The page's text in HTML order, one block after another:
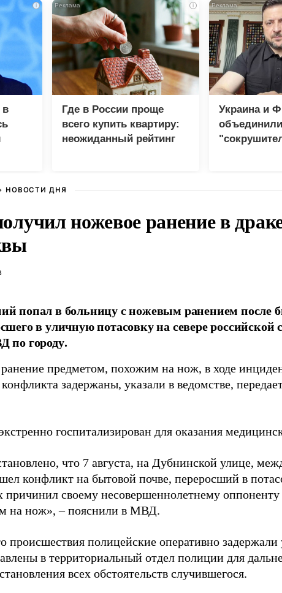
i
в
i
Где в России проще
всего купить квартиру:
неожиданный рейтинг
Украина и
НОВОСТИ ДНЯ
ножевое ранение в
попал в больницу с ножевым ранением после
в уличную потасовку на севере российской
по городу.
предметом, похожим на нож, в ходе
задержаны, указали в ведомстве,
госпитализирован для оказания
что 7 августа, на Дубнинской улице,
конфликт на бытовой почве, переросший в
причинил своему несовершеннолетнему
на нож», – пояснили в МВД.
полицейские оперативно задержали
в территориальный отдел полиции для
всех обстоятельств случившегося.